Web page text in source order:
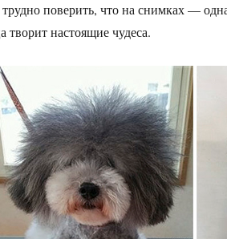
поверить, что на снимках —
творит настоящие чудеса.